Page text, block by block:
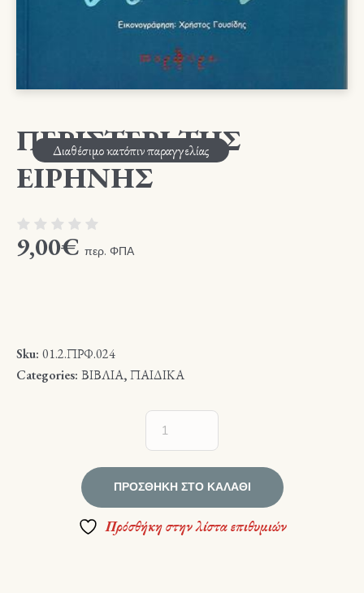
ΠΕΡΙΣΤΕΡΙ ΤΗΣ
ΕΙΡΗΝΗΣ
9,00€ περ. ΦΠΑ
Sku: 01.2.ΠΡΦ.024
Categories: ΒΙΒΛΙΑ,ΠΑΙΔΙΚΑ
Διαθέσιμο κατόπιν παραγγελίας
ΠΡΟΣΘΉΚΗ ΣΤΟ ΚΑΛΆΘΙ
Πρόσθήκη στην λίστα επιθυμιών